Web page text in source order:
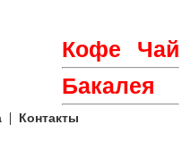
Кофе
Чай
Бакалея
| Контакты